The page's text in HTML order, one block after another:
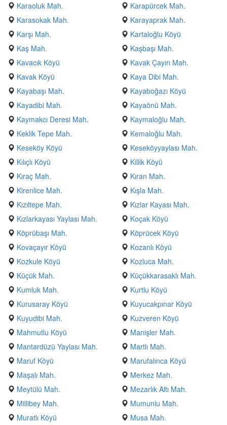
Karaoluk Mah.
Karapürcek Mah.
Karasokak Mah.
Karayaprak Mah.
Karşı Mah.
Kartaloğlu Köyü
Kaş Mah.
Kaşbaşı Mah.
Kavacık Köyü
Kavak Çayırı Mah.
Kavak Köyü
Kaya Dibi Mah.
Kayabaşı Mah.
Kayaboğazı Köyü
Kayadibi Mah.
Kayaönü Mah.
Kaymakcı Deresi Mah.
Kaymaloğlu Mah.
Keklik Tepe Mah.
Kemaloğlu Mah.
Keseköy Köyü
Keseköyyaylası Mah.
Kılıçlı Köyü
Killik Köyü
Kıraç Mah.
Kıran Mah.
Kirenlice Mah.
Kışla Mah.
Kızıltepe Mah.
Kızlar Kayası Mah.
Kızlarkayası Yaylası Mah.
Koçak Köyü
Köprübaşı Mah.
Köprücek Köyü
Kovaçayır Köyü
Kozanlı Köyü
Kozkule Köyü
Kozluca Mah.
Küçük Mah.
Küçükkarasaklı Mah.
Kumluk Mah.
Kurtlu Köyü
Kurusaray Köyü
Kuyucakpınar Köyü
Kuyudibi Mah.
Kuzveren Köyü
Mahmutlu Köyü
Manişler Mah.
Mantardüzü Yaylası Mah.
Martlı Mah.
Maruf Köyü
Marufalınca Köyü
Maşalı Mah.
Merkez Mah.
Meytülü Mah.
Mezarlık Altı Mah.
Millibey Mah.
Mumunlu Mah.
Muratlı Köyü
Musa Mah.